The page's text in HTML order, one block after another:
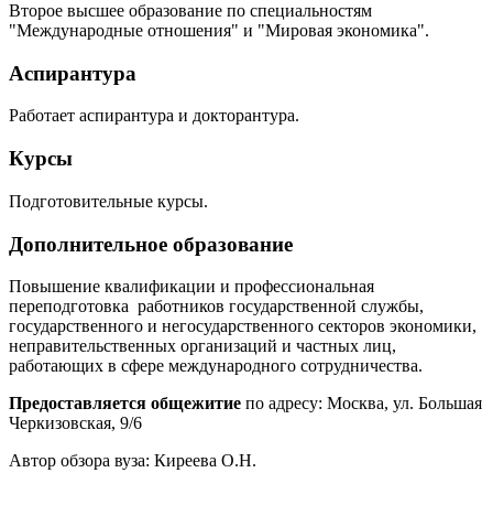
Второе высшее образование по специальностям
"Международные отношения" и "Мировая экономика".
Аспирантура
Работает аспирантура и докторантура.
Курсы
Подготовительные курсы.
Дополнительное образование
Повышение квалификации и профессиональная
переподготовка работников государственной службы,
государственного и негосударственного секторов экономики,
неправительственных организаций и частных лиц,
работающих в сфере международного сотрудничества.
Предоставляется общежитие по адресу: Москва, ул. Большая
Черкизовская, 9/6
Автор обзора вуза: Киреева О.Н.